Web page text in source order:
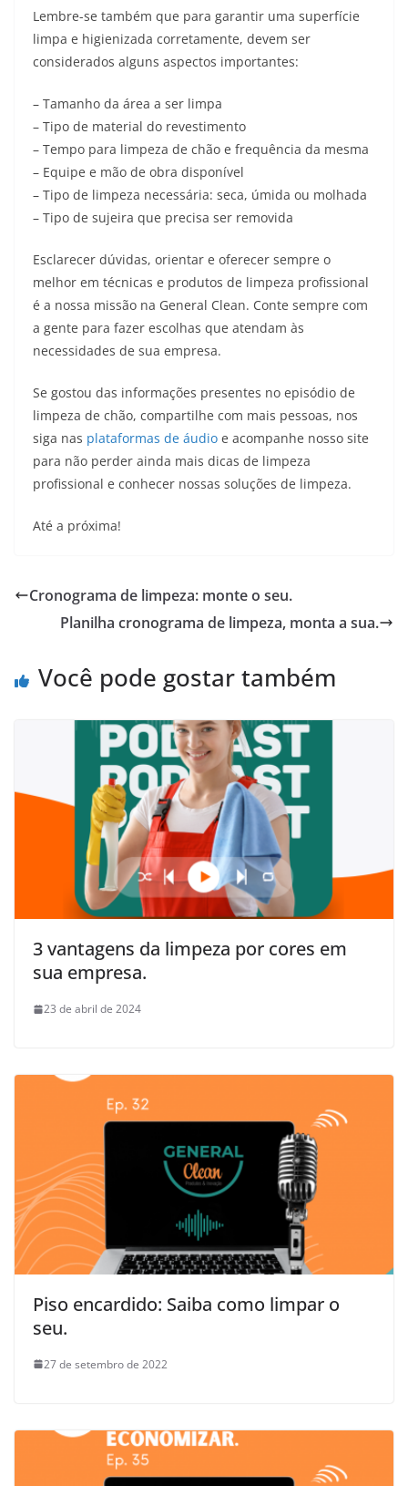
Lembre-se também que para garantir uma superfície
limpa e higienizada corretamente, devem ser
considerados alguns aspectos importantes:
– Tamanho da área a ser limpa
– Tipo de material do revestimento
– Tempo para limpeza de chão e frequência da mesma
– Equipe e mão de obra disponível
– Tipo de limpeza necessária: seca, úmida ou molhada
– Tipo de sujeira que precisa ser removida
Esclarecer dúvidas, orientar e oferecer sempre o
melhor em técnicas e produtos de limpeza profissional
é a nossa missão na General Clean. Conte sempre com
a gente para fazer escolhas que atendam às
necessidades de sua empresa.
Se gostou das informações presentes no episódio de
limpeza de chão, compartilhe com mais pessoas, nos
siga nas plataformas de áudio e acompanhe nosso site
para não perder ainda mais dicas de limpeza
profissional e conhecer nossas soluções de limpeza.
Até a próxima!
Cronograma de limpeza: monte o seu.
Planilha cronograma de limpeza, monta a sua.
Você pode gostar também
3 vantagens da limpeza por cores em
sua empresa.
23 de abril de 2024
Piso encardido: Saiba como limpar o
seu.
27 de setembro de 2022